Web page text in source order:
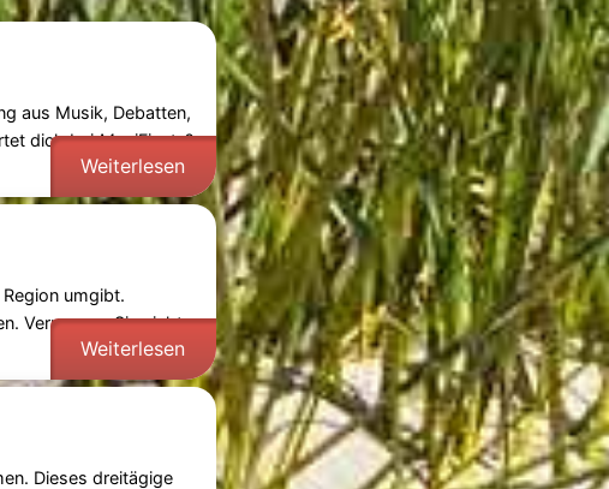
aus Musik, Debatten,
dich beiManiFiesta?
Weiterlesen
umgibt.
Verpassen Sie nicht
Weiterlesen
Dieses dreitägige